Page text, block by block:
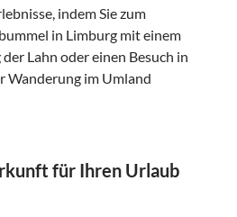
indem Sie zum
in Limburg mit einem
Lahn oder einen Besuch in
Wanderung im Umland
für Ihren Urlaub